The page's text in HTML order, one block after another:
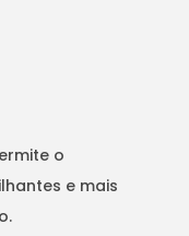
o
e mais